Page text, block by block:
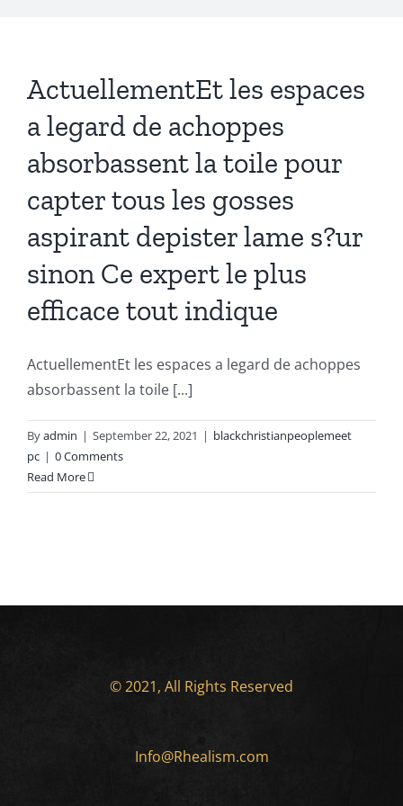
ActuellementEt les espaces
a legard de achoppes
absorbassent la toile pour
capter tous les gosses
aspirant depister lame s?ur
sinon Ce expert le plus
efficace tout indique
ActuellementEt les espaces a legard de achoppes
absorbassent la toile [...]
Byadmin | September 22, 2021 | blackchristianpeoplemeet
pc | 0 Comments
Read More
© 2021, All Rights Reserved
Info@Rhealism.com